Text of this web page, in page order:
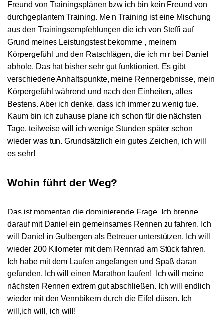
Freund von Trainingsplänen bzw ich bin kein Freund von
durchgeplantem Training. Mein Training ist eine Mischung
aus den Trainingsempfehlungen die ich von Steffi auf
Grund meines Leistungstest bekomme , meinem
Körpergefühl und den Ratschlägen, die ich mir bei Daniel
abhole. Das hat bisher sehr gut funktioniert. Es gibt
verschiedene Anhaltspunkte, meine Rennergebnisse, mein
Körpergefühl während und nach den Einheiten, alles
Bestens. Aber ich denke, dass ich immer zu wenig tue.
Kaum bin ich zuhause plane ich schon für die nächsten
Tage, teilweise will ich wenige Stunden später schon
wieder was tun. Grundsätzlich ein gutes Zeichen, ich will
es sehr!
Wohin führt der Weg?
Das ist momentan die dominierende Frage. Ich brenne
darauf mit Daniel ein gemeinsames Rennen zu fahren. Ich
will Daniel in Gulbergen als Betreuer unterstützen. Ich will
wieder 200 Kilometer mit dem Rennrad am Stück fahren.
Ich habe mit dem Laufen angefangen und Spaß daran
gefunden. Ich will einen Marathon laufen! Ich will meine
nächsten Rennen extrem gut abschließen. Ich will endlich
wieder mit den Vennbikern durch die Eifel düsen. Ich
will,ich will, ich will!